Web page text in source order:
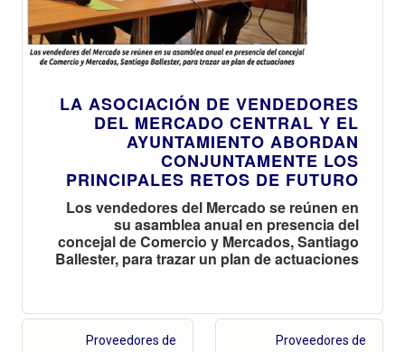
LA ASOCIACIÓN DE VENDEDORES
DEL MERCADO CENTRAL Y EL
AYUNTAMIENTO ABORDAN
CONJUNTAMENTE LOS
PRINCIPALES RETOS DE FUTURO
Los vendedores del Mercado se reúnen en
su asamblea anual en presencia del
concejal de Comercio y Mercados, Santiago
Ballester, para trazar un plan de actuaciones
Proveedores de
Proveedores de